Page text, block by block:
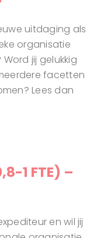
uitdaging als
organisatie
jij gelukkig
facetten
Lees dan
1 FTE) –
en wil jij